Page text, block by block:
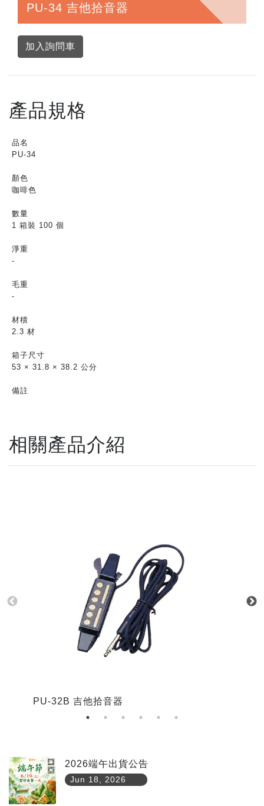
PU-34 吉他拾音器
加入詢問車
產品規格
品名
PU-34
顏色
咖啡色
數量
1 箱裝 100 個
淨重
-
毛重
-
材積
2.3 材
箱子尺寸
53 × 31.8 × 38.2 公分
備註
相關產品介紹
PU-32B 吉他拾音器
2026端午出貨公告
Jun 18, 2026